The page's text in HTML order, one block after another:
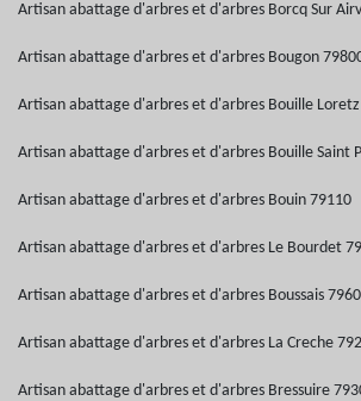
Artisan abattage d'arbres et d'arbres Borcq Sur
Artisan abattage d'arbres et d'arbres Bougon
Artisan abattage d'arbres et d'arbres Bouille
Artisan abattage d'arbres et d'arbres Bouille Saint
Artisan abattage d'arbres et d'arbres Bouin 79110
Artisan abattage d'arbres et d'arbres Le Bourdet
Artisan abattage d'arbres et d'arbres Boussais
Artisan abattage d'arbres et d'arbres La Creche
Artisan abattage d'arbres et d'arbres Bressuire